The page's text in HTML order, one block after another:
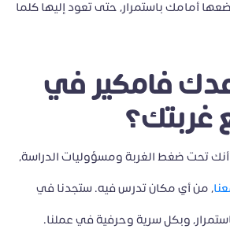
أمامك باستمرار، حتى تعود إليها كلما
فامكير في
غربتك؟
تحت ضغط الغربة ومسؤوليات الدراسة،
، من أي مكان تدرس فيه. ستجدنا في
وبكل سرية وحرفية في عملنا.